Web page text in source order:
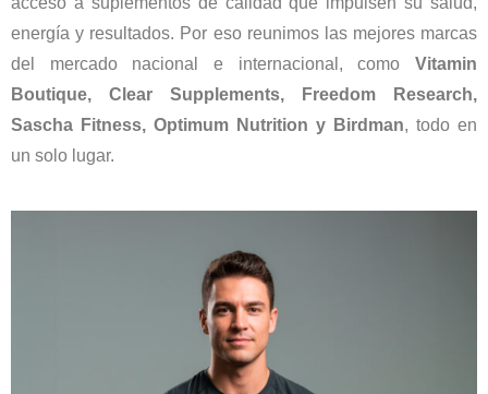
energía y resultados. Por eso reunimos las mejores marcas
del mercado nacional e internacional, como Vitamin
Boutique, Clear Supplements, Freedom Research,
Sascha Fitness, Optimum Nutrition y Birdman, todo en
un solo lugar.